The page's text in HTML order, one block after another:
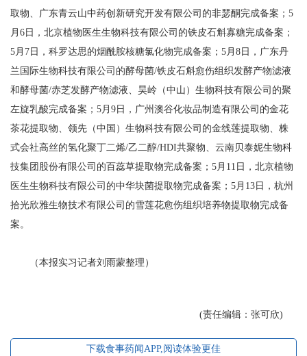
取物、广东青云山中药创新研究开发有限公司的非瑟酮完成备案；5
月6日，北京植物医生生物科技有限公司的铁皮石斛寡糖完成备案；
5月7日，科罗达思的烟酰胺核糖氯化物完成备案；5月8日，广东丹
兰国际生物科技有限公司的酵母菌/铁皮石斛愈伤组织发酵产物滤液
和酵母菌/赤芝发酵产物滤液、昊岭（中山）生物科技有限公司的聚
左旋乳酸完成备案；5月9日，广州澳谷化妆品制造有限公司的金花
茶花提取物、领先（中国）生物科技有限公司的金线莲提取物、株
式会社高丝的氢化聚丁二烯/乙二醇/HDI共聚物、云南贝泰妮生物科
技集团股份有限公司的百蕊草提取物完成备案；5月11日，北京植物
医生生物科技有限公司的中华块菌提取物完成备案；5月13日，杭州
拾光欣雅生物技术有限公司的雪莲花愈伤组织培养物提取物完成备
案。
（本报实习记者刘雨蒙整理）
(责任编辑：张可欣)
下载食事药闻APP,阅读体验更佳